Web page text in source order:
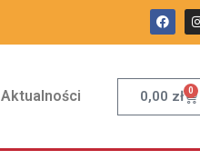
Aktualności 0,00 zł 0